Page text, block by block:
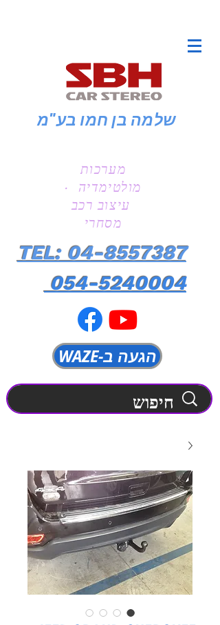
שלמה בן חמו בע"מ
מערכות
מולטימדיה ·
עיצוב רכב
מסחרי
TEL: 04-8557387
054-5240004
WAZE-הגעה ב